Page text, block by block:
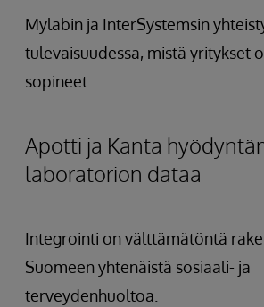
Mylabin ja InterSystemsin
tulevaisuudessa, mistä yritykset
sopineet.
Apotti ja Kanta
laboratorion dataa
Integrointi on välttämätöntä
Suomeen yhtenäistä sosiaali- ja
terveydenhuoltoa.